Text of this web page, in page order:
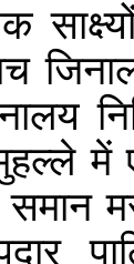
में
समान